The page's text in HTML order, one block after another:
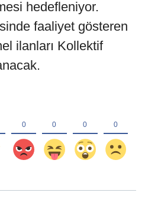
hedefleniyor.
faaliyet gösteren
ilanları Kollektif